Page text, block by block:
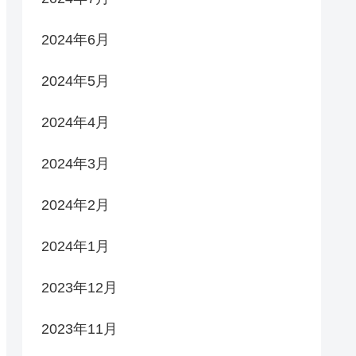
2024年6月
2024年5月
2024年4月
2024年3月
2024年2月
2024年1月
2023年12月
2023年11月